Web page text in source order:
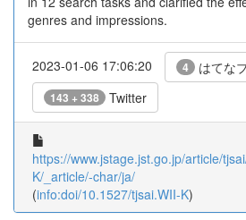
genres and impressions.
2023-01-06 17:06:20 4 はてな
143 + 338 Twitter
https://www.jstage.jst.go.jp/article/
K/_article/-char/ja/
(info:doi/10.1527/tjsai.WII-K)